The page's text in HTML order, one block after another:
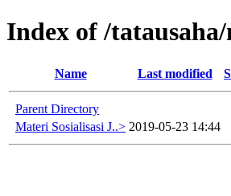
Index of /
Name Last modified
Parent Directory
Materi Sosialisasi J..> 2019-05-23 14:44